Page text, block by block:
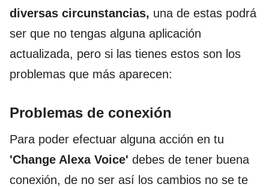
diversas circunstancias, una de estas podrá
ser que no tengas alguna aplicación
actualizada, pero si las tienes estos son los
problemas que más aparecen:
Problemas de conexión
Para poder efectuar alguna acción en tu
'Change Alexa Voice' debes de tener buena
conexión, de no ser así los cambios no se te